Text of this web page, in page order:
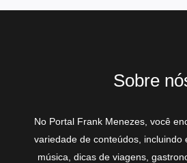
Sobre
No Portal Frank Menezes, você
variedade de conteúdos, incluindo
música, dicas de viagens,